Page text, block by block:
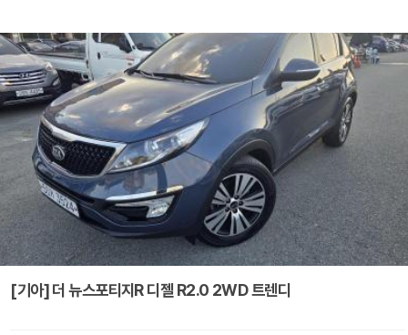
[기아] 더 뉴스포티지R 디젤 R2.0 2WD 트렌디